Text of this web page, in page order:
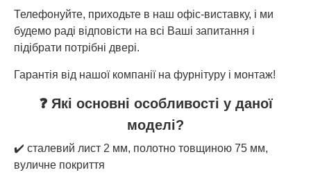
Телефонуйте, приходьте в наш офіс-виставку, і ми
будемо раді відповісти на всі Ваші запитання і
підібрати потрібні двері.
Гарантія від нашої компанії на фурнітуру і монтаж!
❓ Які основні особливості у даної
моделі?
✔️ сталевий лист 2 мм, полотно товщиною 75 мм,
вуличне покриття